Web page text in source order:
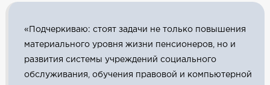
«Подчеркиваю: стоят задачи не только повышения
материального уровня жизни пенсионеров, но и
развития системы учреждений социального
обслуживания, обучения правовой и компьютерной